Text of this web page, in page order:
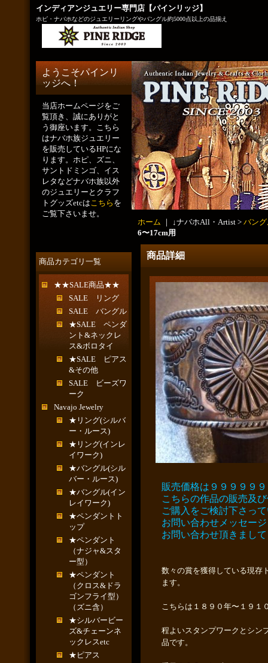
インディアンジュエリー専門店【パインリッジ】
ホピ・ナバホなどのジュエリーリングやバングル約5000点以上の品揃え
ようこそパインリ
ッジへ！
当店ホームページをご
覧頂き、誠にありがと
う御座います。こちら
はナバホ族ジュエリー
を販売しているHPにな
ります。ホピ、ズニ、
サントドミンゴ、イス
レタなどナバホ族以外
のジュエリーとクラフ
トグッズetcはこちら を
ご覧下さいませ。
商品カテゴリ一覧
★★SALE商品★★
SALE リング
SALE バングル
★SALE ペンダ
ント&ネックレ
ス&ボロタイ
★SALE ピアス
&その他
SALE ビーズワ
ーク
Navajo Jewelry
★リング(シルバ
ー・ルース)
★リング(インレ
イワーク)
★バングル(シル
バー・ルース)
★バングル(イン
レイワーク)
★ペンダントト
ップ
★ペンダント
（ナジャ&スタ
ー型）
★ペンダント
（クロス&ドラ
ゴンフライ型）
（ズニ含）
★シルバービー
ズ&チェーンネ
ックレスetc
★ピアス
ホーム ｜ ↓ナバホAll・Artist > バン
6〜17cm用
商品詳細
販売価格は９９９９９
こちらの作品の販売及
ご購入をご検討下さっ
お問い合わせメッセー
お問い合わせ頂きまし
数々の賞を獲得している現存
ます。
こちらは１８９０年〜１９１
程よいスタンプワークとシン
品です。